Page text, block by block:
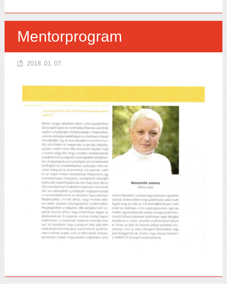
Mentorprogram
2018. 01. 07.